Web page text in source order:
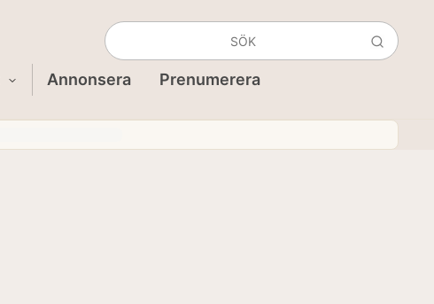
Annonsera Prenumerera